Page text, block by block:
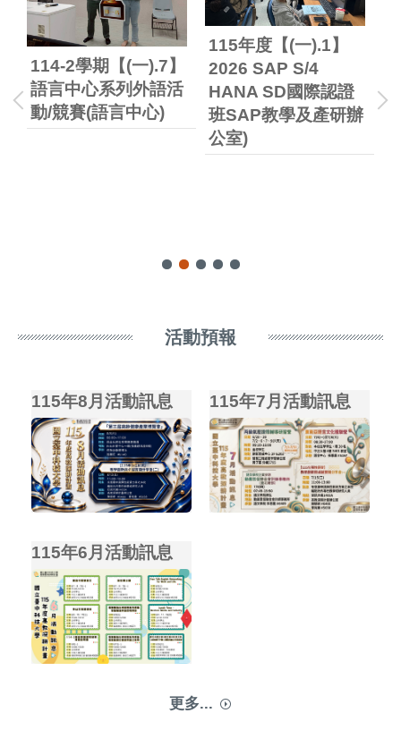
)
114-2學期【(一).7】
語言中心系列外語活
動/競賽(語言中心)
115年度【(一).1】
2026 SAP S/4
HANA SD國際認證
班SAP教學及產研辦
公室)
活
活動預報
115年8月活動訊息 115年7月活動訊息
115年6月活動訊息
更多...